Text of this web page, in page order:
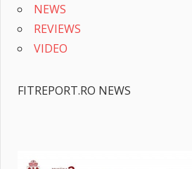
NEWS
REVIEWS
VIDEO
FITREPORT.RO NEWS